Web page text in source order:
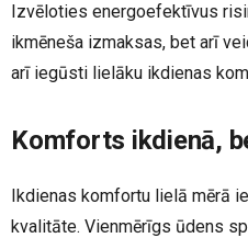
Izvēloties energoefektīvus
ikmēneša izmaksas, bet arī
arī iegūsti lielāku ikdienas
Komforts ikdienā,
Ikdienas komfortu lielā mērā
kvalitāte. Vienmērīgs ūdens